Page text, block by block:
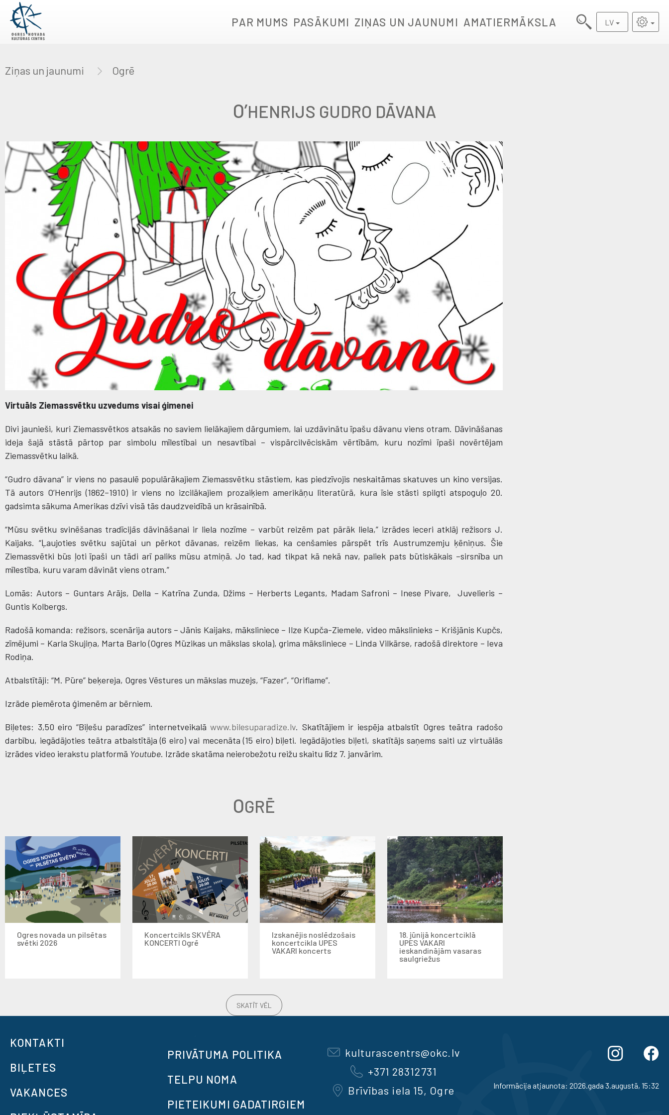
PAR MUMS PASĀKUMI ZIŅAS UN JAUNUMI AMATIERMĀKSLA LV
Ziņas un jaunumi Ogrē
O’HENRIJS GUDRO DĀVANA
Virtuāls Ziemassvētku uzvedums visai ģimenei
Divi jaunieši, kuri Ziemassvētkos atsakās no saviem lielākajiem dārgumiem, lai uzdāvinātu īpašu dāvanu viens otram. Dāvināšanas
ideja šajā stāstā pārtop par simbolu mīlestībai un nesavtībai – vispārcilvēciskām vērtībām, kuru nozīmi īpaši novērtējam
Ziemassvētku laikā.
“Gudro dāvana” ir viens no pasaulē populārākajiem Ziemassvētku stāstiem, kas piedzīvojis neskaitāmas skatuves un kino versijas.
Tā autors O’Henrijs (1862–1910) ir viens no izcilākajiem prozaiķiem amerikāņu literatūrā, kura īsie stāsti spilgti atspoguļo 20.
gadsimta sākuma Amerikas dzīvi visā tās daudzveidībā un krāsainībā.
“Mūsu svētku svinēšanas tradīcijās dāvināšanai ir liela nozīme – varbūt reizēm pat pārāk liela,” izrādes ieceri atklāj režisors J.
Kaijaks. “Ļaujoties svētku sajūtai un pērkot dāvanas, reizēm liekas, ka cenšamies pārspēt trīs Austrumzemju ķēniņus. Šie
Ziemassvētki būs ļoti īpaši un tādi arī paliks mūsu atmiņā. Jo tad, kad tikpat kā nekā nav, paliek pats būtiskākais –sirsnība un
mīlestība, kuru varam dāvināt viens otram.”
Lomās: Autors – Guntars Arājs, Della – Katrīna Zunda, Džims – Herberts Legants, Madam Safroni – Inese Pivare, Juvelieris –
Guntis Kolbergs.
Radošā komanda: režisors, scenārija autors – Jānis Kaijaks, māksliniece – Ilze Kupča-Ziemele, video mākslinieks – Krišjānis Kupčs,
zīmējumi – Karla Skujiņa, Marta Barlo (Ogres Mūzikas un mākslas skola), grima māksliniece – Linda Vilkārse, radošā direktore – Ieva
Rodiņa.
Atbalstītāji: “M. Pūre” beķereja, Ogres Vēstures un mākslas muzejs, “Fazer”, “Oriflame”.
Izrāde piemērota ģimenēm ar bērniem.
Biļetes: 3,50 eiro “Biļešu paradīzes” internetveikalāwww.bilesuparadize.lv. Skatītājiem ir iespēja atbalstīt Ogres teātra radošo
darbību, iegādājoties teātra atbalstītāja (6 eiro) vai mecenāta (15 eiro) biļeti. Iegādājoties biļeti, skatītājs saņems saiti uz virtuālās
izrādes video ierakstu platformā Youtube. Izrāde skatāma neierobežotu reižu skaitu līdz 7. janvārim.
OGRĒ
Ogres novada un pilsētas
svētki 2026
Koncertcikls SKVĒRA
KONCERTI Ogrē
Izskanējis noslēdzošais
koncertcikla UPES
VAKARI koncerts
18. jūnijā koncertciklā
UPES VAKARI
ieskandinājām vasaras
saulgriežus
SKATĪT VĒL
KONTAKTI
BIĻETES
VAKANCES
PRIVĀTUMA POLITIKA
TELPU NOMA
PIETEIKUMI GADATIRGIEM
kulturascentrs@okc.lv
+371 28312731
Brīvības iela 15, Ogre
Informācija atjaunota: 2026.gada 3.augustā, 15:32